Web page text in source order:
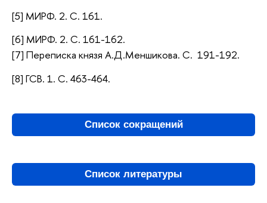
[5] МИРФ. 2. С. 161.
[6] МИРФ. 2. С. 161-162.
[7] Переписка князя А.Д.Меншикова. С. 191-192.
[8] ГСВ. 1. С. 463-464.
Список сокращений
Список литературы